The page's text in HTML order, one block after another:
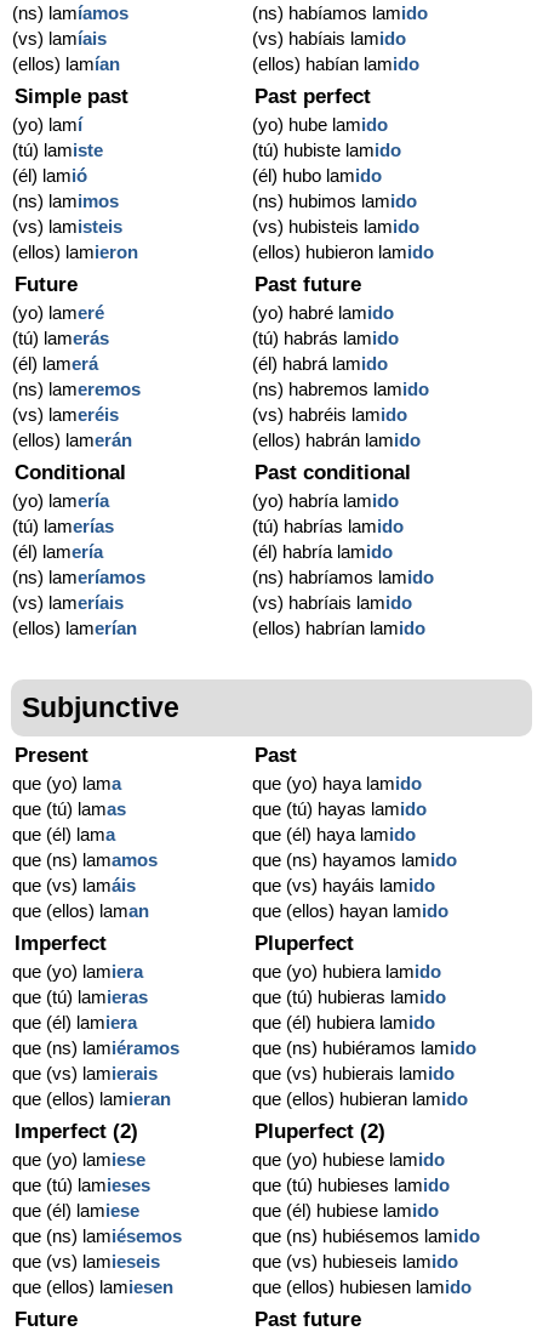
(ns) lamíamos
(vs) lamíais
(ellos) lamían
(ns) habíamos lamido
(vs) habíais lamido
(ellos) habían lamido
Simple past
(yo) lamí
(tú) lamiste
(él) lamió
(ns) lamimos
(vs) lamisteis
(ellos) lamieron
Past perfect
(yo) hube lamido
(tú) hubiste lamido
(él) hubo lamido
(ns) hubimos lamido
(vs) hubisteis lamido
(ellos) hubieron lamido
Future
(yo) lameré
(tú) lamerás
(él) lamerá
(ns) lameremos
(vs) lameréis
(ellos) lamerán
Past future
(yo) habré lamido
(tú) habrás lamido
(él) habrá lamido
(ns) habremos lamido
(vs) habréis lamido
(ellos) habrán lamido
Conditional
(yo) lamería
(tú) lamerías
(él) lamería
(ns) lameríamos
(vs) lameríais
(ellos) lamerían
Past conditional
(yo) habría lamido
(tú) habrías lamido
(él) habría lamido
(ns) habríamos lamido
(vs) habríais lamido
(ellos) habrían lamido
Subjunctive
Present
que (yo) lama
que (tú) lamas
que (él) lama
que (ns) lamamos
que (vs) lamáis
que (ellos) laman
Past
que (yo) haya lamido
que (tú) hayas lamido
que (él) haya lamido
que (ns) hayamos lamido
que (vs) hayáis lamido
que (ellos) hayan lamido
Imperfect
que (yo) lamiera
que (tú) lamieras
que (él) lamiera
que (ns) lamiéramos
que (vs) lamierais
que (ellos) lamieran
Pluperfect
que (yo) hubiera lamido
que (tú) hubieras lamido
que (él) hubiera lamido
que (ns) hubiéramos lamido
que (vs) hubierais lamido
que (ellos) hubieran lamido
Imperfect (2)
que (yo) lamiese
que (tú) lamieses
que (él) lamiese
que (ns) lamiésemos
que (vs) lamieseis
que (ellos) lamiesen
Pluperfect (2)
que (yo) hubiese lamido
que (tú) hubieses lamido
que (él) hubiese lamido
que (ns) hubiésemos lamido
que (vs) hubieseis lamido
que (ellos) hubiesen lamido
Future Past future